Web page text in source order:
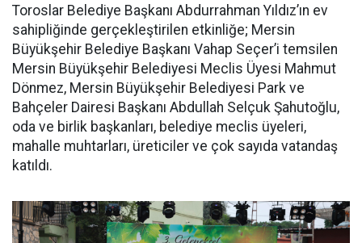
Toroslar Belediye Başkanı Abdurrahman Yıldız’ın ev
sahipliğinde gerçekleştirilen etkinliğe; Mersin
Büyükşehir Belediye Başkanı Vahap Seçer’i temsilen
Mersin Büyükşehir Belediyesi Meclis Üyesi Mahmut
Dönmez, Mersin Büyükşehir Belediyesi Park ve
Bahçeler Dairesi Başkanı Abdullah Selçuk Şahutoğlu,
oda ve birlik başkanları, belediye meclis üyeleri,
mahalle muhtarları, üreticiler ve çok sayıda vatandaş
katıldı.